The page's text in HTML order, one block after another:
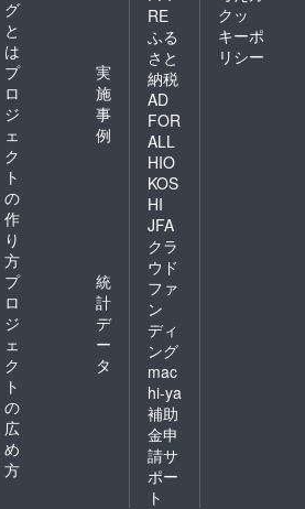
グ
と
は
プ
ロ
ジ
ェ
ク
ト
の
作
り
方
実
施
事
例
プ
ロ
ジ
ェ
ク
ト
の
広
め
方
統
計
デ
ー
タ
RE
ふる
さと
納税
AD
FOR
ALL
HIO
KOS
HI
JFA
クラ
ウド
ファ
ン
ディ
ング
mac
hi-ya
補助
金申
請サ
ポー
ト
クッ
キーポ
リシー